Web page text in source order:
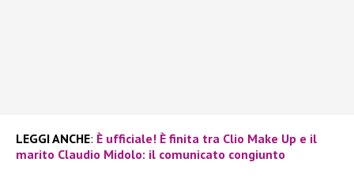
LEGGI ANCHE: È ufficiale! È finita tra Clio Make Up e il
marito Claudio Midolo: il comunicato congiunto